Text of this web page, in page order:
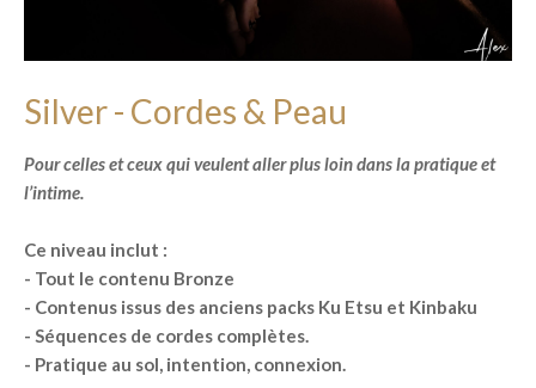
Silver - Cordes & Peau
Pour celles et ceux qui veulent aller plus loin dans la pratique et
l’intime.
Ce niveau inclut :
- Tout le contenu Bronze
- Contenus issus des anciens packs Ku Etsu et Kinbaku
- Séquences de cordes complètes.
- Pratique au sol, intention, connexion.